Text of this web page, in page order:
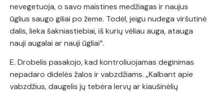
nevegetuoja, o savo maistines medžiagas ir naujus
ūglius saugo giliai po žeme. Todėl, jeigu nudega viršutinė
dalis, lieka šakniastiebiai, iš kurių vėliau auga, atauga
nauji augalai ar nauji ūgliai“.
E. Drobelis pasakojo, kad kontroliuojamas deginimas
nepadaro didelės žalos ir vabzdžiams. „Kalbant apie
vabzdžius, daugelis jų tebėra lervų ar kiaušinėlių